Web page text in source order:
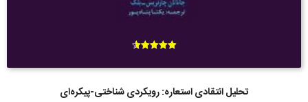
تحلیل انتقادی استعاره: رویکردی شناختی-پیکره‌ای